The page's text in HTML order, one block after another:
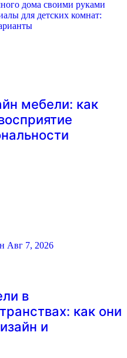
дома своими руками
для детских комнат:
мебели: как
Авг 7, 2026
в
как они
и